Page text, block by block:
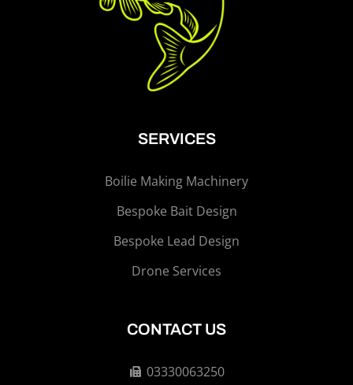
SERVICES
Boilie Making Machinery
Bespoke Bait Design
Bespoke Lead Design
Drone Services
CONTACT US
03330063250